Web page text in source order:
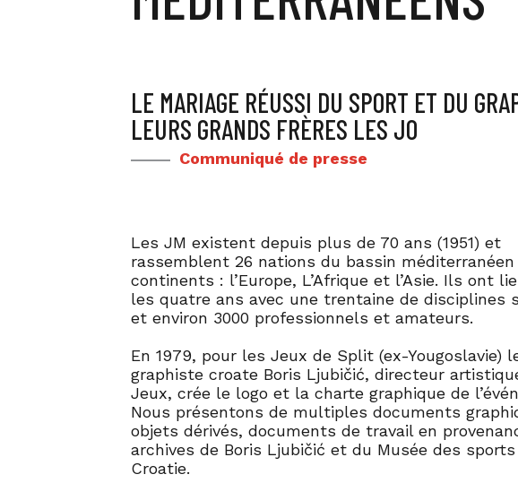
LE MARIAGE RÉUSSI DU SPORT ET DU
LEURS GRANDS FRÈRES LES JO
Communiqué de presse
Les JM existent depuis plus de 70 ans (1951) et
rassemblent 26 nations du bassin
continents : l’Europe, L’Afrique et l’Asie. Ils ont
les quatre ans avec une trentaine de disciplines
et environ 3000 professionnels et amateurs.
En 1979, pour les Jeux de Split (ex-Yougoslavie)
graphiste croate Boris Ljubičić, directeur
Jeux, crée le logo et la charte graphique de
Nous présentons de multiples documents
objets dérivés, documents de travail en
archives de Boris Ljubičić et du Musée des
Croatie.